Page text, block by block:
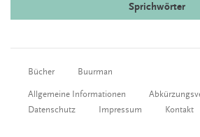
Sprichwörter
Bücher Buurman
Allgemeine Informationen
Datenschutz
Impressum Kontakt